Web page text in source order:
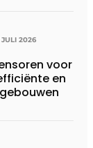
JULI 2026
voor
en